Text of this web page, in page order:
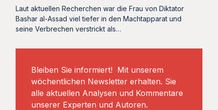
Laut aktuellen Recherchen war die Frau von Diktator
Bashar al-Assad viel tiefer in den Machtapparat und
seine Verbrechen verstrickt als…
Bleiben Sie informiert! Mit unserem
wöchentlichen Newsletter erhalten. Sie
alle aktuellen Analysen und Kommentare
unserer Experten und Autoren.